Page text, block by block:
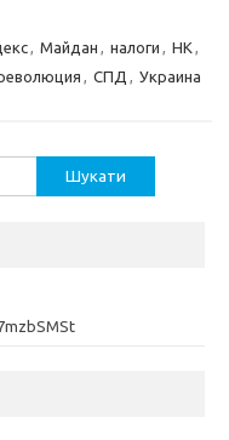
, Майдан , налоги , НК ,
, СПД , Украина